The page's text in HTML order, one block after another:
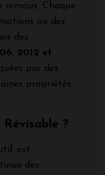
remous. Chaque
ou des
des
2012 et
par des
propriétés
Révisable ?
est
des